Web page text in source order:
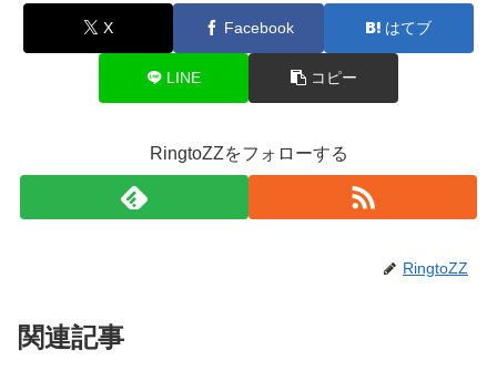
X Facebook はてブ
LINE コピー
RingtoZZをフォローする
RingtoZZ
関連記事